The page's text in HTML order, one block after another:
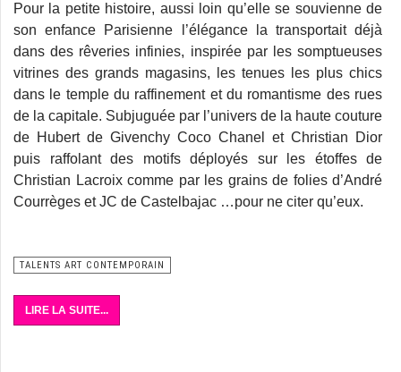
Pour la petite histoire, aussi loin qu’elle se souvienne de
son enfance Parisienne l’élégance la transportait déjà
dans des rêveries infinies, inspirée par les somptueuses
vitrines des grands magasins, les tenues les plus chics
dans le temple du raffinement et du romantisme des rues
de la capitale. Subjuguée par l’univers de la haute couture
de Hubert de Givenchy Coco Chanel et Christian Dior
puis raffolant des motifs déployés sur les étoffes de
Christian Lacroix comme par les grains de folies d’André
Courrèges et JC de Castelbajac …pour ne citer qu’eux.
TALENTS ART CONTEMPORAIN
LIRE LA SUITE...